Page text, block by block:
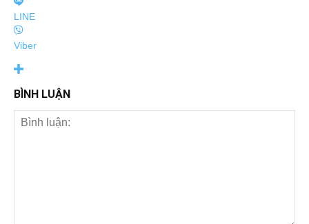
LINE
Viber
BÌNH LUẬN